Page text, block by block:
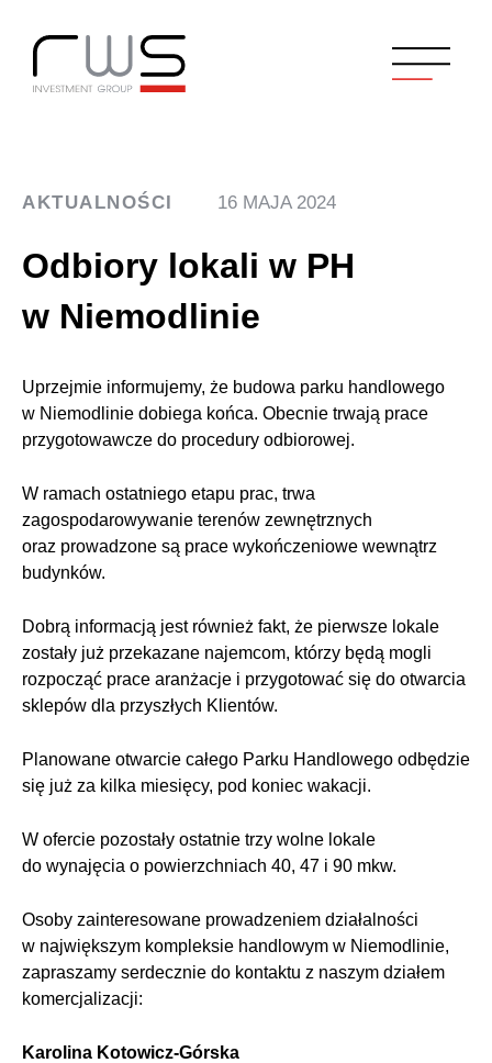
AKTUALNOŚCI 16 MAJA 2024
Odbiory lokali w PH
w Niemodlinie
Uprzejmie informujemy, że budowa parku handlowego
w Niemodlinie dobiega końca. Obecnie trwają prace
przygotowawcze do procedury odbiorowej.
W ramach ostatniego etapu prac, trwa
zagospodarowywanie terenów zewnętrznych
oraz prowadzone są prace wykończeniowe wewnątrz
budynków.
Dobrą informacją jest również fakt, że pierwsze lokale
zostały już przekazane najemcom, którzy będą mogli
rozpocząć prace aranżacje i przygotować się do otwarcia
sklepów dla przyszłych Klientów.
Planowane otwarcie całego Parku Handlowego odbędzie
się już za kilka miesięcy, pod koniec wakacji.
W ofercie pozostały ostatnie trzy wolne lokale
do wynajęcia o powierzchniach 40, 47 i 90 mkw.
Osoby zainteresowane prowadzeniem działalności
w największym kompleksie handlowym w Niemodlinie,
zapraszamy serdecznie do kontaktu z naszym działem
komercjalizacji:
Karolina Kotowicz-Górska